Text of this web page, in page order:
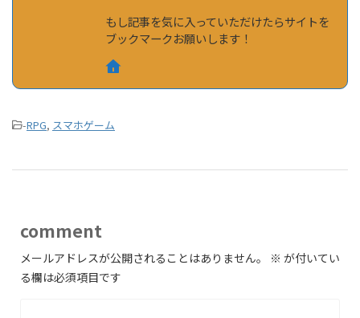
もし記事を気に入っていただけたらサイトを
ブックマークお願いします！
-RPG, スマホゲーム
comment
メールアドレスが公開されることはありません。 ※ が付いてい
る欄は必須項目です